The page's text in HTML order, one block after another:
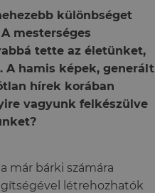
különbséget
mesterséges
tette az életünket,
A hamis képek, generált
hírek korában
vagyunk felkészülve
már bárki számára
létrehozhatók